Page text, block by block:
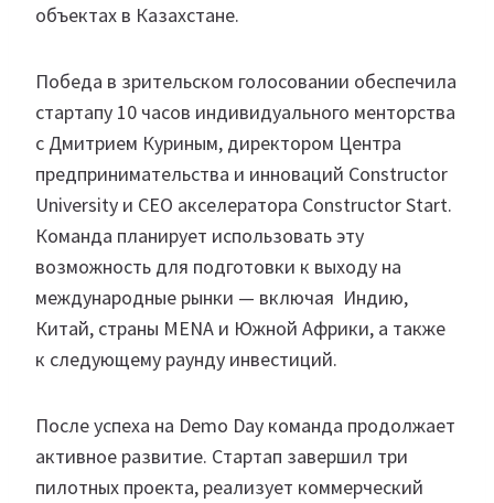
объектах в Казахстане.
Победа в зрительском голосовании обеспечила
стартапу 10 часов индивидуального менторства
с Дмитрием Куриным, директором Центра
предпринимательства и инноваций Constructor
University и СЕО акселератора Constructor Start.
Команда планирует использовать эту
возможность для подготовки к выходу на
международные рынки — включая Индию,
Китай, страны MENA и Южной Африки, а также
к следующему раунду инвестиций.
После успеха на Demo Day команда продолжает
активное развитие. Стартап завершил три
пилотных проекта, реализует коммерческий